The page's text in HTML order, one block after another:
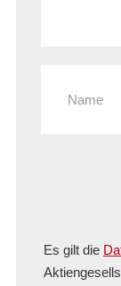
Es gilt die